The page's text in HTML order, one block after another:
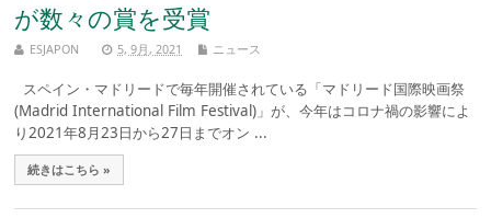
が数々の賞を受賞
ESJAPON 5, 9月, 2021 ニュース
スペイン・マドリードで毎年開催されている「マドリード国際映画祭
(Madrid International Film Festival)」が、今年はコロナ禍の影響によ
り2021年8月23日から27日までオン ...
続きはこちら »